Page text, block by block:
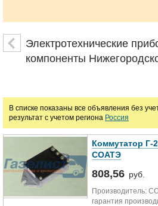
Цена
Марка
Электротехнические
компоненты
В списке показаны все объявления без
результат с учетом региона Россия
Коммутатор Г-
СОАТЭ
808,56 руб.
Производитель:
гарантия